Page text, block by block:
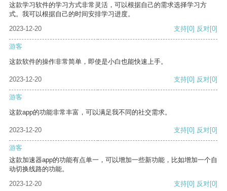
这款学习软件的学习方式非常灵活，可以根据自己的需求选择学习方
式。我可以根据自己的时间安排学习进度。
2023-12-20
支持[0] 反对[0]
游客
这款软件的操作非常简单，即使是小白也能快速上手。
2023-12-20 支持[0] 反对[0]
游客
这款app的功能非常丰富，可以满足我不同的社交需求。
2023-12-20 支持[0] 反对[0]
游客
这款加速器app的功能有点单一，可以增加一些新功能，比如增加一个自
动切换线路的功能。
2023-12-20
支持[0] 反对[0]